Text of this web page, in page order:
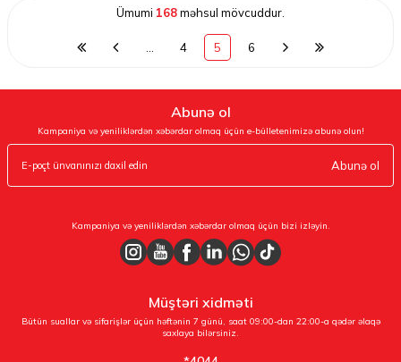
Ümumi 168məhsul mövcuddur.
4 5 6
Abunə ol
Kampaniya və yeniliklərdən xəbərdar olmaq üçün e-bülletenimizə abunə olun!
Abunə ol
Kampaniya və yeniliklərdən xəbərdar olmaq üçün bizi izləyin.
Müştəri xidməti
Bütün suallar və sifarişlər üçün həftənin 7 günü, saat 09:00-dan 22:00-a qədər əlaqə
saxlaya bilərsiniz.